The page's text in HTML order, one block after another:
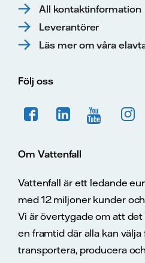
All kontaktinformation
Leverantörer
Läs mer om våra
Följ oss
Om Vattenfall
Vattenfall är ett ledande
med 12 miljoner kunder
Vi är övertygade om att
en framtid där alla kan
transportera, producera